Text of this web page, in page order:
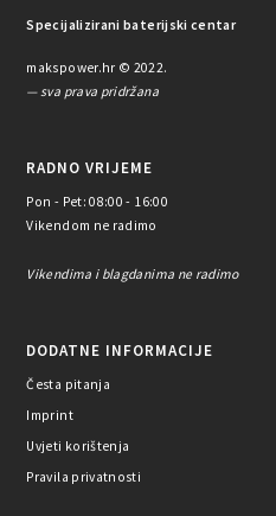
Specijalizirani baterijski centar
makspower.hr © 2022.
— sva prava pridržana
RADNO VRIJEME
Pon - Pet: 08:00 - 16:00
Vikendom ne radimo
Vikendima i blagdanima ne radimo
DODATNE INFORMACIJE
Česta pitanja
Imprint
Uvjeti korištenja
Pravila privatnosti